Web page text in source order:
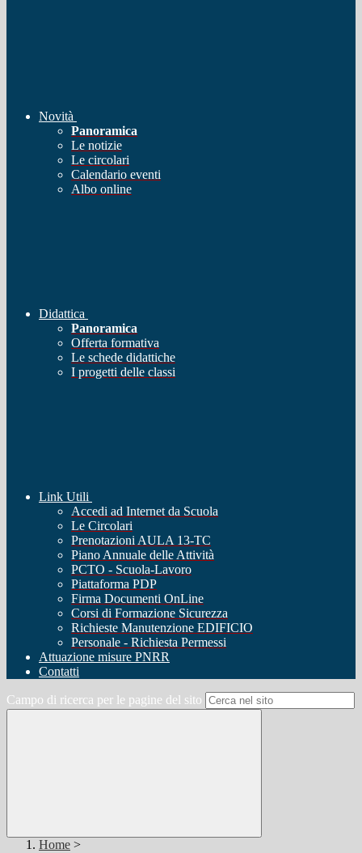
Novità
Panoramica
Le notizie
Le circolari
Calendario eventi
Albo online
Didattica
Panoramica
Offerta formativa
Le schede didattiche
I progetti delle classi
Link Utili
Accedi ad Internet da Scuola
Le Circolari
Prenotazioni AULA 13-TC
Piano Annuale delle Attività
PCTO - Scuola-Lavoro
Piattaforma PDP
Firma Documenti OnLine
Corsi di Formazione Sicurezza
Richieste Manutenzione EDIFICIO
Personale - Richiesta Permessi
Attuazione misure PNRR
Contatti
Campo di ricerca per le pagine del sito
Home >